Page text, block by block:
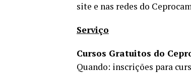
site e nas redes do
Serviço
Cursos Gratuitos do
Quando: inscrições para